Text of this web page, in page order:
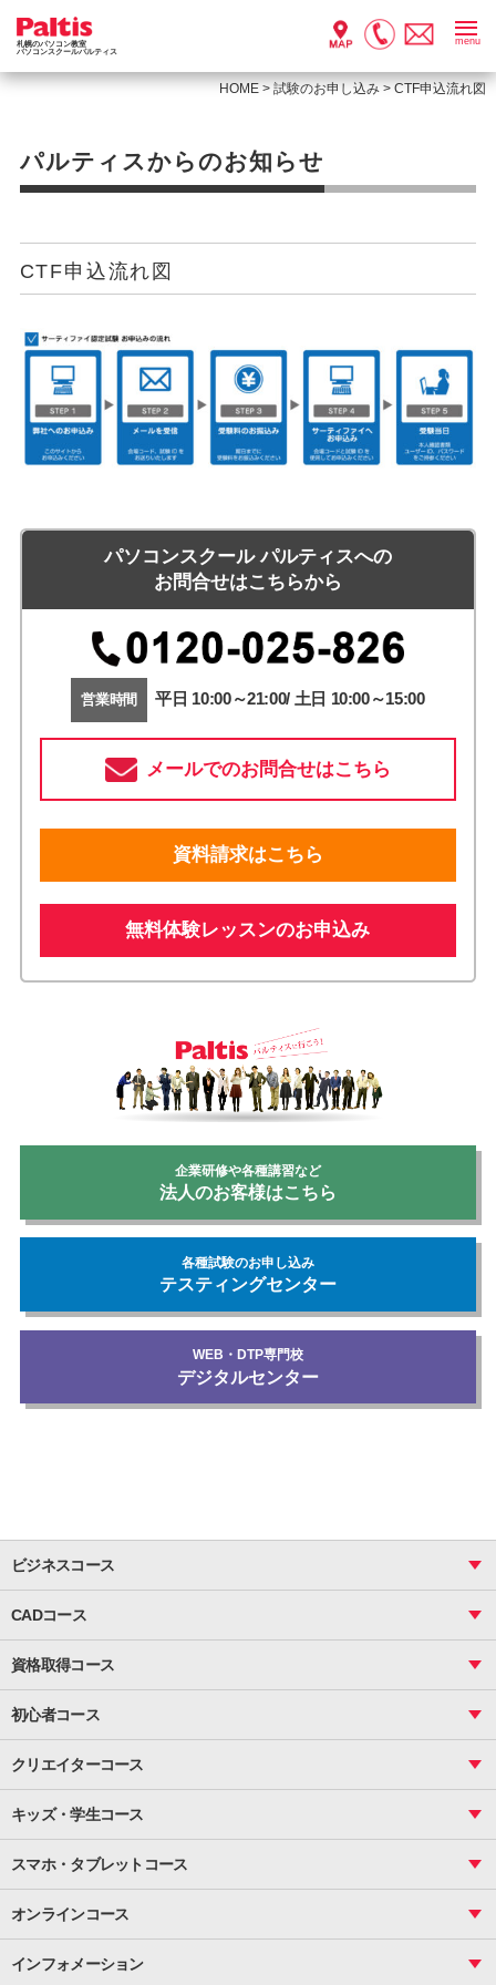
札幌のパソコン教室
パソコンスクールパルティス
menu
HOME >試験のお申し込み >CTF申込流れ図
パルティスからのお知らせ
CTF申込流れ図
パソコンスクール パルティスへの
お問合せはこちらから
営業時間 平日 10:00～21:00/ 土日 10:00～15:00
メールでのお問合せはこちら
資料請求はこちら
無料体験レッスンのお申込み
企業研修や各種講習など
法人のお客様はこちら
各種試験のお申し込み
テスティングセンター
WEB・DTP専門校
デジタルセンター
ビジネスコース
関数
ピボットテーブル
マクロ
資料作成（基礎）
資料作成（応用）
Word
文書作成（応用）
文書作成（デザイン活用）
Access
CADコース
図面作成（基礎）
図面作成（応用）
資格取得コース
ビジネス統計
CS
サーティファイ
初心者コース
インターネット活用
メール活用
クリエイターコース
基礎
応用
Illustrator
基礎
応用
HTML/CSS
InDesign
キッズ・学生コース
プライマリー（年長～小２）
スタンダード（小３～小６）
マインクラフト（年長～小６）
パソコンコース
スマホ・タブレットコース
初めてのInstagram
オンラインコース
インフォメーション